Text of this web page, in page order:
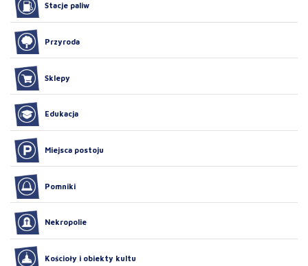
Stacje paliw
Przyroda
Sklepy
Edukacja
Miejsca postoju
Pomniki
Nekropolie
Kościoły i obiekty kultu